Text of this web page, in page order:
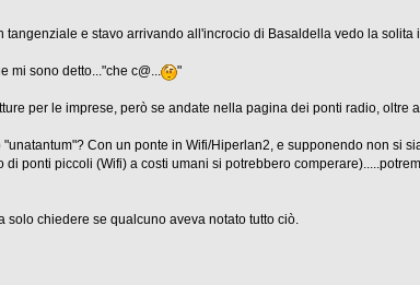
e stavo arrivando all'incrocio di Basaldella vedo la solita
mi sono detto..."che c@... "
per le imprese, però se andate nella pagina dei ponti radio, oltre
Con un ponte in Wifi/Hiperlan2, e supponendo non si
ponti piccoli (Wifi) a costi umani si potrebbero
solo chiedere se qualcuno aveva notato tutto ciò.